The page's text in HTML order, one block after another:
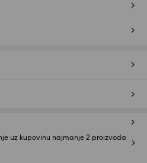
uz kupovinu najmanje 2 proizvoda